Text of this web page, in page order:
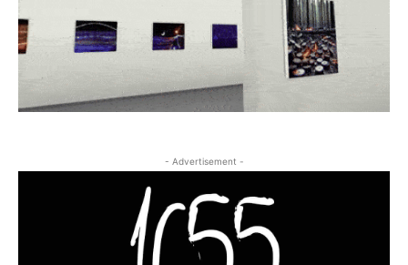
- Advertisement -